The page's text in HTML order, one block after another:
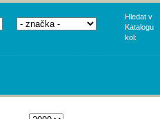
Hledat v
Katalogu
kol: